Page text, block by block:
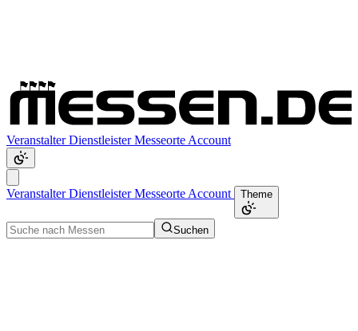
VeranstalterDienstleisterMesseorte Account
VeranstalterDienstleisterMesseorte Account Theme
Suchen